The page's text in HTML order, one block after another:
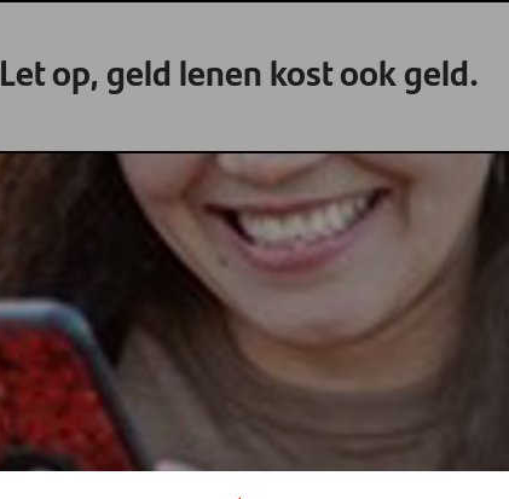
Let op, geld lenen kost ook geld.